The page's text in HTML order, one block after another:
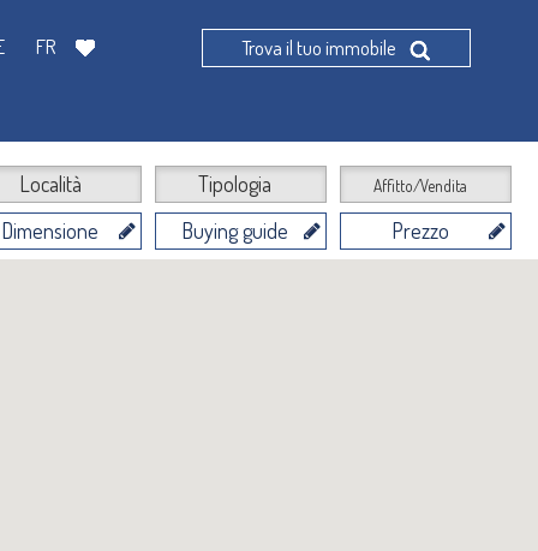
Località Tipologia Affitto/Vendita
Dimensione Buying guide Prezzo
FR Trova il tuo immobile